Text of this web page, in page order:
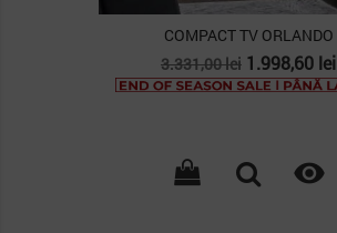
COMPACT TV ORLANDO
Pret
de
3.331,00 lei Pret
1.998,60 lei
